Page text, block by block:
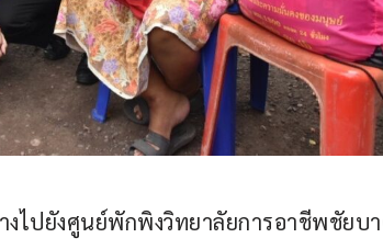
ไปยังศูนย์พักพิงวิทยาลัยการอาชีพชัยบ